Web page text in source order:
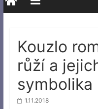
Kouzlo
růží a
symbolika
1.11.2018